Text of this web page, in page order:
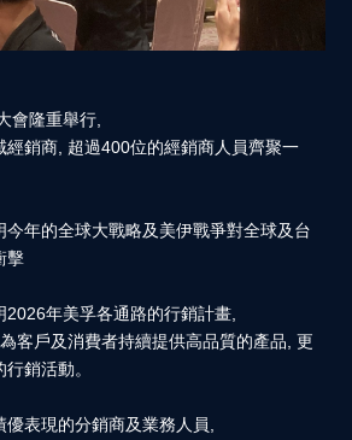
會隆重舉行,
經銷商, 超過400位的經銷商人員齊聚一
今年的全球大戰略及美伊戰爭對全球及台
擊
年美孚各通路的行銷計畫,
客戶及消費者持續提供高品質的產品, 更
銷活動。
表現的分銷商及業務人員,